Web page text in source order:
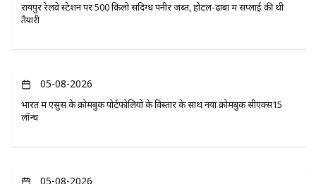
रायपुर रेलवे स्टेशन पर 500 किलो संदिग्ध पनीर जब्त, होटल-ढाबों में सप्लाई की थी
तैयारी
05-08-2026
भारत में एसुस के क्रोमबुक पोर्टफोलियो के विस्तार के साथ नया क्रोमबुक सीएक्स15
लॉन्च
05-08-2026